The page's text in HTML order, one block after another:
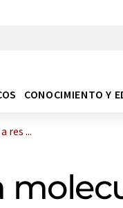
CONOCIMIENTO Y
res ...